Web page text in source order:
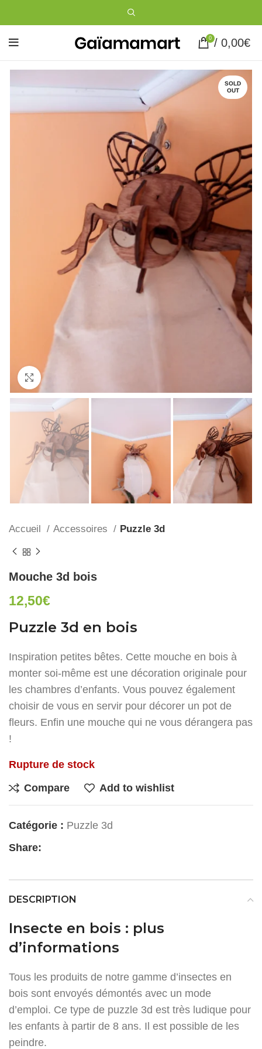
0 / 0,00€
SOLD
OUT
Cliquez pour agrandir
Accueil Accessoires Puzzle 3d
Mouche 3d bois
12,50€
Puzzle 3d en bois
Inspiration petites bêtes. Cette mouche en bois à
monter soi-même est une décoration originale pour
les chambres d’enfants. Vous pouvez également
choisir de vous en servir pour décorer un pot de
fleurs. Enfin une mouche qui ne vous dérangera pas
!
Rupture de stock
Compare
Add to wishlist
Catégorie : Puzzle 3d
Share:
DESCRIPTION
Insecte en bois : plus
d’informations
Tous les produits de notre gamme d’insectes en
bois sont envoyés démontés avec un mode
d’emploi. Ce type de puzzle 3d est très ludique pour
les enfants à partir de 8 ans. Il est possible de les
peindre.